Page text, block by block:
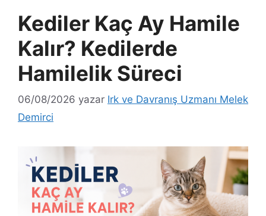
Kediler Kaç Ay Hamile
Kalır? Kedilerde
Hamilelik Süreci
06/08/2026 yazar Irk ve Davranış Uzmanı Melek
Demirci